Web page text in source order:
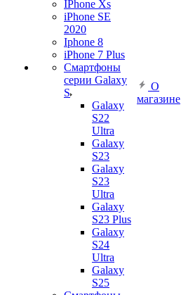
IPhone Xs
iPhone SE
2020
Iphone 8
iPhone 7 Plus
Смартфоны
серии Galaxy
S
Galaxy
S22
Ultra
Galaxy
S23
Galaxy
S23
Ultra
Galaxy
S23 Plus
Galaxy
S24
Ultra
Galaxy
S25
О
магазине